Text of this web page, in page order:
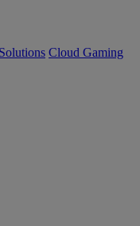
Cloud Gaming